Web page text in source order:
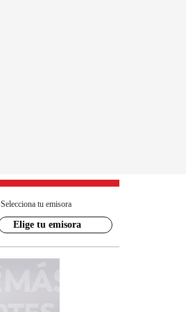
Selecciona tu emisora
Elige tu emisora